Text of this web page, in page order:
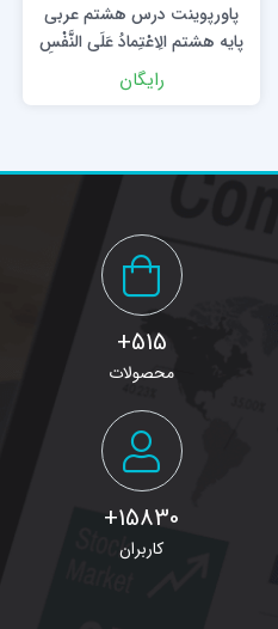
پاورپوینت درس هشتم عربی
پایه هشتم الِاعْتِمادُ عَلَی النَّفْسِ
رایگان
515+
محصولات
15830+
کاربران